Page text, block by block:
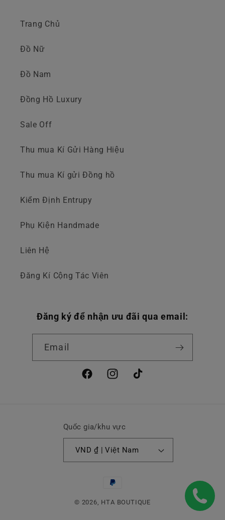
Trang Chủ
Đồ Nữ
Đồ Nam
Đồng Hồ Luxury
Sale Off
Thu mua Kí Gửi Hàng Hiệu
Thu mua Kí gửi Đồng hồ
Kiểm Định Entrupy
Phụ Kiện Handmade
Liên Hệ
Đăng Kí Cộng Tác Viên
Đăng ký để nhận ưu đãi qua email:
Email
FacebookInstagramTikTok
Quốc gia/khu vực
VND ₫ | Việt Nam
Phương
thanh
© 2026, HTA BOUTIQUE